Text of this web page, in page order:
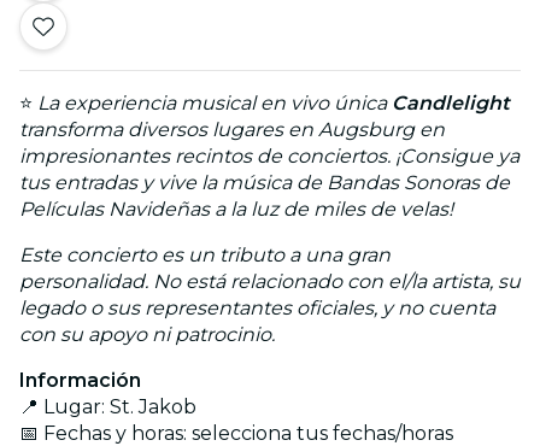
⭐ La experiencia musical en vivo única Candlelight
transforma diversos lugares en Augsburg en
impresionantes recintos de conciertos. ¡Consigue ya
tus entradas y vive la música de Bandas Sonoras de
Películas Navideñas a la luz de miles de velas!
Este concierto es un tributo a una gran
personalidad. No está relacionado con el/la artista, su
legado o sus representantes oficiales, y no cuenta
con su apoyo ni patrocinio.
Información
📍 Lugar: St. Jakob
📅 Fechas y horas: selecciona tus fechas/horas